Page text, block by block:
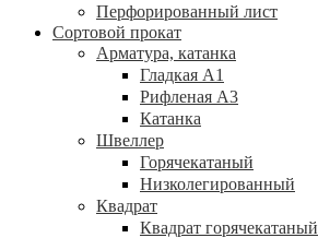
Перфорированный лист
Сортовой прокат
Арматура, катанка
Гладкая А1
Рифленая А3
Катанка
Швеллер
Горячекатаный
Низколегированный
Квадрат
Квадрат горячекатаный